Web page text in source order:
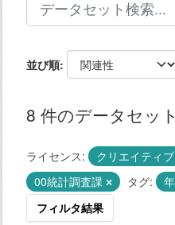
並び順
8 件のデータセッ
ライセンス: クリエイティ
00統計調査課
タグ:
フィルタ結果